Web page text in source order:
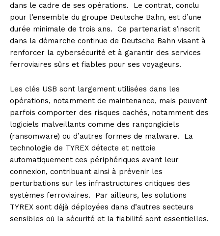
dans le cadre de ses opérations. Le contrat, conclu
pour l’ensemble du groupe Deutsche Bahn, est d’une
durée minimale de trois ans. Ce partenariat s’inscrit
dans la démarche continue de Deutsche Bahn visant à
renforcer la cybersécurité et à garantir des services
ferroviaires sûrs et fiables pour ses voyageurs.
Les clés USB sont largement utilisées dans les
opérations, notamment de maintenance, mais peuvent
parfois comporter des risques cachés, notamment des
logiciels malveillants comme des rançongiciels
(ransomware) ou d’autres formes de malware. La
technologie de TYREX détecte et nettoie
automatiquement ces périphériques avant leur
connexion, contribuant ainsi à prévenir les
perturbations sur les infrastructures critiques des
systèmes ferroviaires. Par ailleurs, les solutions
TYREX sont déjà déployées dans d’autres secteurs
sensibles où la sécurité et la fiabilité sont essentielles.